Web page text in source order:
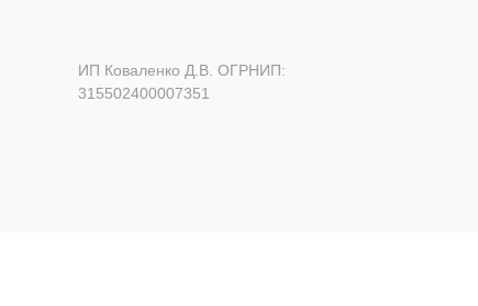
ИП Коваленко Д.В. ОГРНИП:
315502400007351